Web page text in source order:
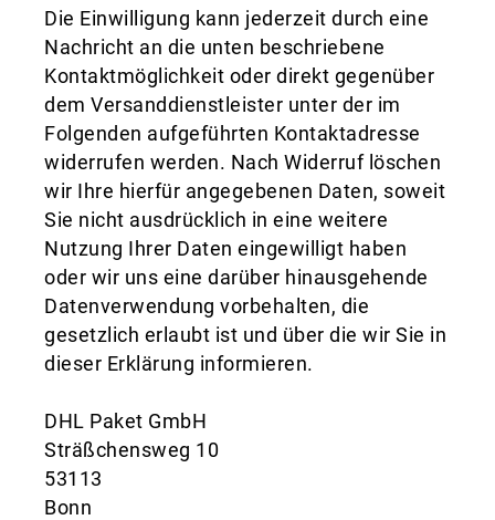
Die Einwilligung kann jederzeit durch eine
Nachricht an die unten beschriebene
Kontaktmöglichkeit oder direkt gegenüber
dem Versanddienstleister unter der im
Folgenden aufgeführten Kontaktadresse
widerrufen werden. Nach Widerruf löschen
wir Ihre hierfür angegebenen Daten, soweit
Sie nicht ausdrücklich in eine weitere
Nutzung Ihrer Daten eingewilligt haben
oder wir uns eine darüber hinausgehende
Datenverwendung vorbehalten, die
gesetzlich erlaubt ist und über die wir Sie in
dieser Erklärung informieren.
DHL Paket GmbH
Sträßchensweg 10
53113
Bonn